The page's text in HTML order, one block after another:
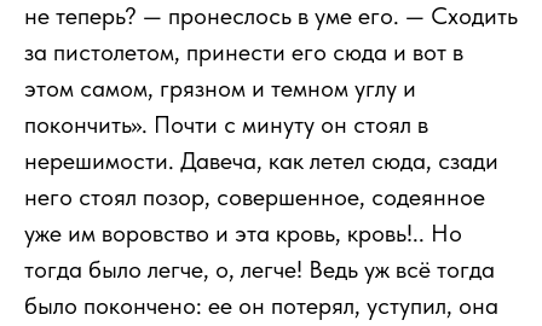
не теперь? — пронеслось в уме его. — Сходить
за пистолетом, принести его сюда и вот в
этом самом, грязном и темном углу и
покончить». Почти с минуту он стоял в
нерешимости. Давеча, как летел сюда, сзади
него стоял позор, совершенное, содеянное
уже им воровство и эта кровь, кровь!.. Но
тогда было легче, о, легче! Ведь уж всё тогда
было покончено: ее он потерял, уступил, она